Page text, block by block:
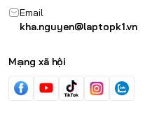
Email
kha.nguyen@laptopk1.vn
Mạng xã hội